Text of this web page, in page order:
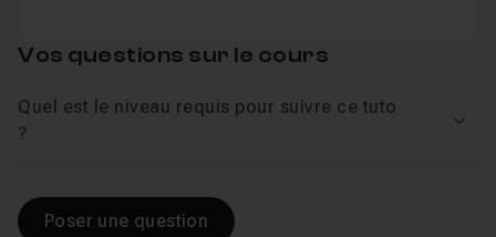
Vos questions sur le cours
Quel est le niveau requis pour suivre ce tuto
?
Poser une question